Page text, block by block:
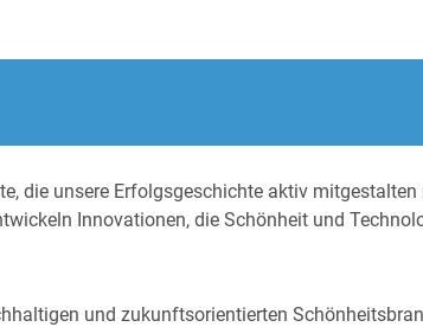
die unsere Erfolgsgeschichte aktiv mitgestalten
Innovationen, die Schönheit und
und zukunftsorientierten